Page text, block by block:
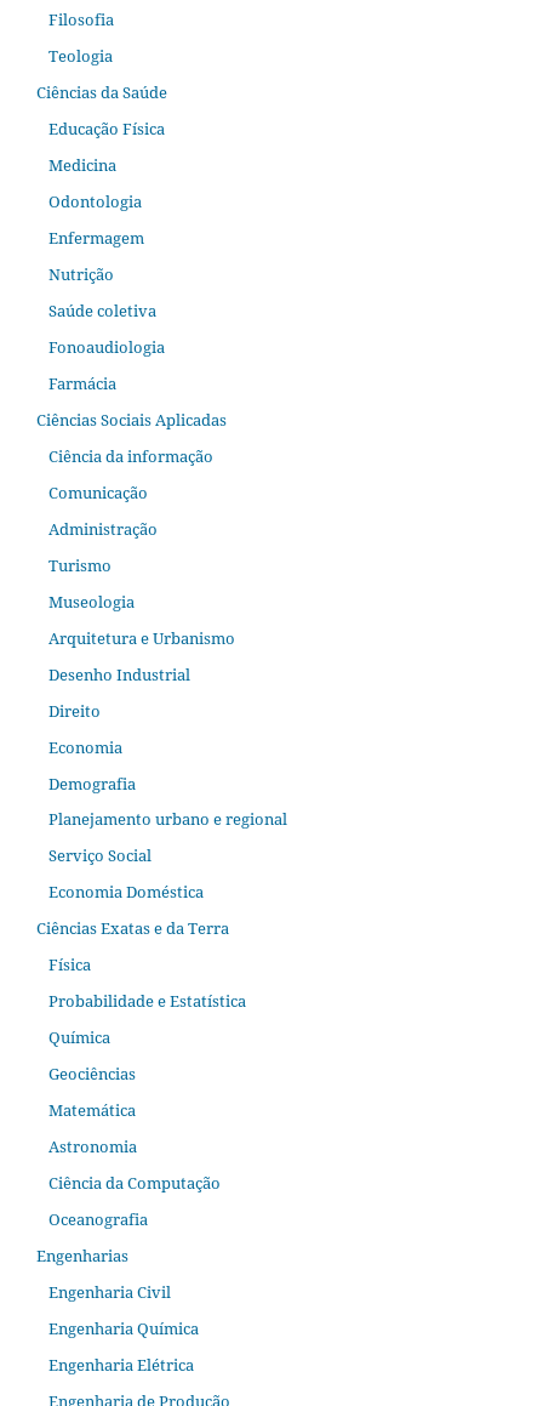
Filosofia
Teologia
Ciências da Saúde
Educação Física
Medicina
Odontologia
Enfermagem
Nutrição
Saúde coletiva
Fonoaudiologia
Farmácia
Ciências Sociais Aplicadas
Ciência da informação
Comunicação
Administração
Turismo
Museologia
Arquitetura e Urbanismo
Desenho Industrial
Direito
Economia
Demografia
Planejamento urbano e regional
Serviço Social
Economia Doméstica
Ciências Exatas e da Terra
Física
Probabilidade e Estatística
Química
Geociências
Matemática
Astronomia
Ciência da Computação
Oceanografia
Engenharias
Engenharia Civil
Engenharia Química
Engenharia Elétrica
Engenharia de Produção